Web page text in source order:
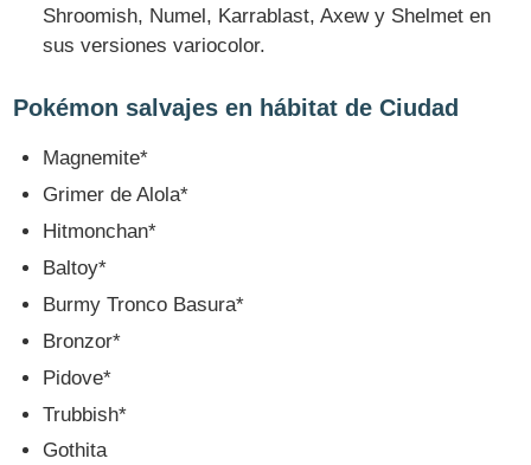
Shroomish, Numel, Karrablast, Axew y Shelmet en
sus versiones variocolor.
Pokémon salvajes en hábitat de Ciudad
Magnemite*
Grimer de Alola*
Hitmonchan*
Baltoy*
Burmy Tronco Basura*
Bronzor*
Pidove*
Trubbish*
Gothita